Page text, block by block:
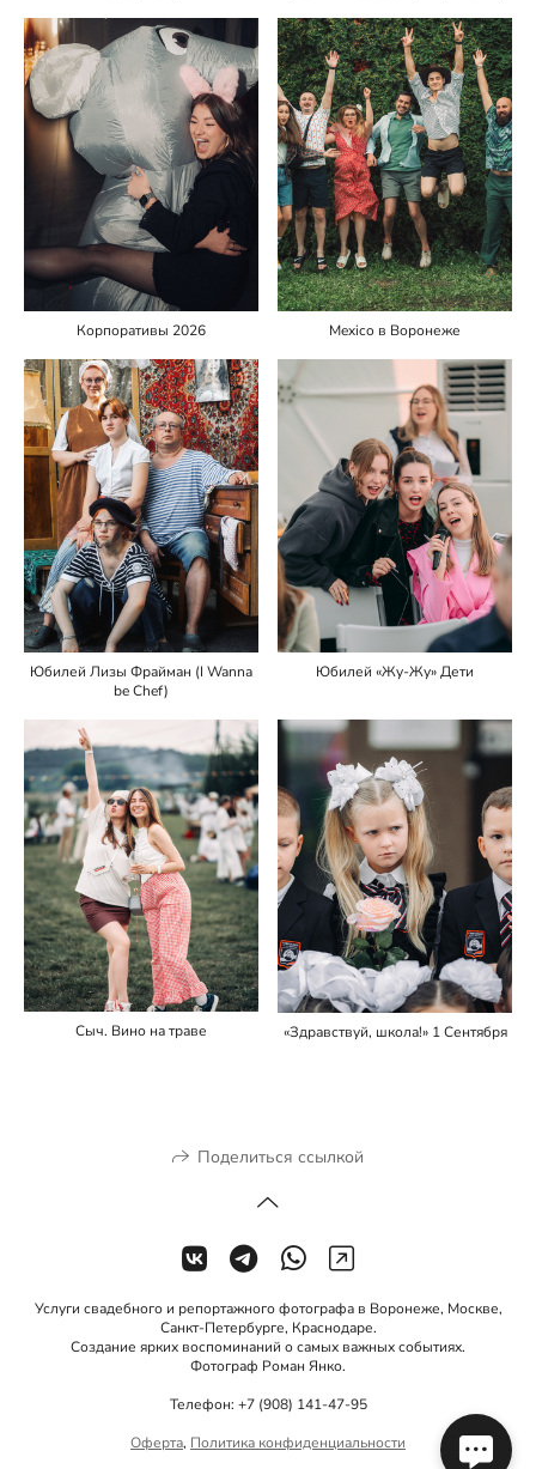
Корпоративы 2026 Mexico в Воронеже
Юбилей Лизы Фрайман (I Wanna
be Chef)
Юбилей «Жу-Жу» Дети
Сыч. Вино на траве «Здравствуй, школа!» 1 Сентября
Поделиться ссылкой
Услуги свадебного и репортажного фотографа в Воронеже, Москве,
Санкт-Петербурге, Краснодаре.
Создание ярких воспоминаний о самых важных событиях.
Фотограф Роман Янко.
Телефон: +7 (908) 141-47-95
Оферта, Политика конфиденциальности